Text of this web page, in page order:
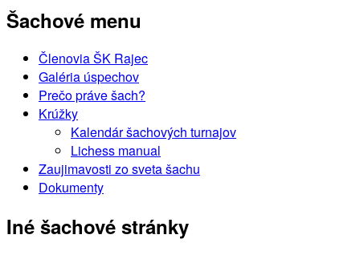
Šachové menu
Členovia ŠK Rajec
Galéria úspechov
Prečo práve šach?
Krúžky
Kalendár šachových turnajov
Lichess manual
Zaujimavosti zo sveta šachu
Dokumenty
Iné šachové stránky